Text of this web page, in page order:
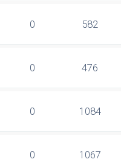
0 582
0 476
0 1084
0 1067